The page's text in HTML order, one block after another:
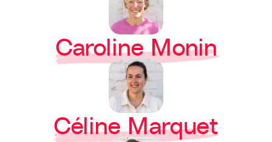
Caroline Monin
Céline Marquet